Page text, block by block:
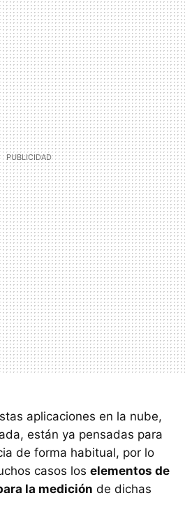
aplicaciones en la nube,
están ya pensadas para
de forma habitual, por lo
casos los elementos de
la medición de dichas